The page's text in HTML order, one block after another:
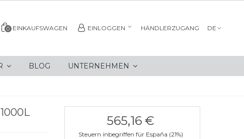
0 EINKAUFSWAGEN EINLOGGEN HÄNDLERZUGANG DE
BLOG UNTERNEHMEN
565,16 €
Steuern inbegriffen für España (21%)